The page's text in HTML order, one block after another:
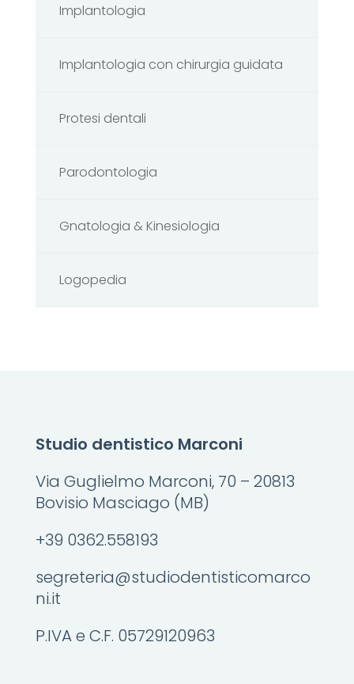
Implantologia
Implantologia con chirurgia guidata
Protesi dentali
Parodontologia
Gnatologia & Kinesiologia
Logopedia
Studio dentistico Marconi
Via Guglielmo Marconi, 70 – 20813
Bovisio Masciago (MB)
+39 0362.558193
segreteria@studiodentisticomarco
ni.it
P.IVA e C.F. 05729120963